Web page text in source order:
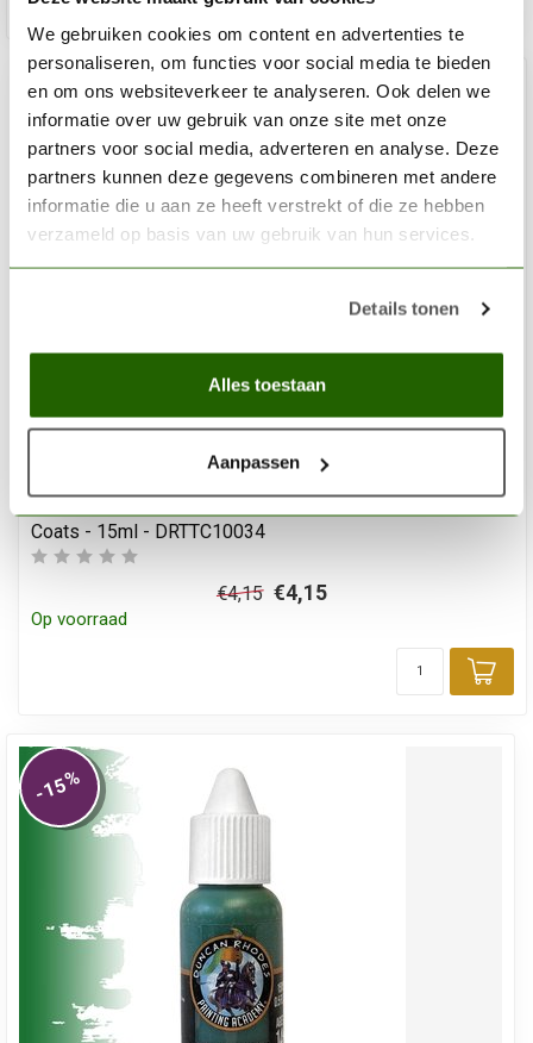
We gebruiken cookies om content en advertenties te
personaliseren, om functies voor social media te bieden
en om ons websiteverkeer te analyseren. Ook delen we
informatie over uw gebruik van onze site met onze
partners voor social media, adverteren en analyse. Deze
partners kunnen deze gegevens combineren met andere
informatie die u aan ze heeft verstrekt of die ze hebben
verzameld op basis van uw gebruik van hun services.
Details tonen
Alles toestaan
Aanpassen
0%
Coats - 15ml - DRTTC10034
€4,15 €4,15
Op voorraad
-15%